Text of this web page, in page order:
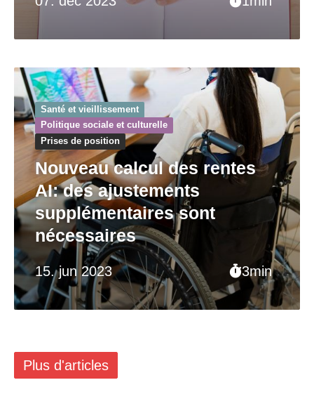
15. jun 2023 3min
Santé et vieillissement
Politique sociale et culturelle
Prises de position
Nouveau calcul des rentes
AI: des ajustements
supplémentaires sont
nécessaires
Plus d'articles